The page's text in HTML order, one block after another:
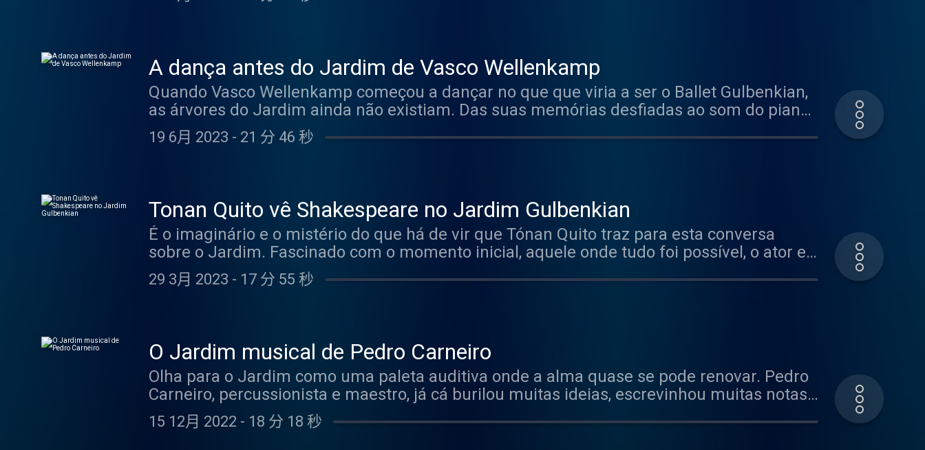
Acast. See acast.com/privacy for more information.
A dança antes do Jardim de Vasco Wellenkamp
Quando Vasco Wellenkamp começou a dançar no que que viria a ser o Ballet Gulbenkian,
as árvores do Jardim ainda não existiam. Das suas memórias desfiadas ao som do piano
de Joana Gama, sobressaem as vivências enquanto bailarino e coreógrafo da companhia
onde esteve durante 29 anos, mas também a sua paixão por este Jardim que tem “todos
19 6月 2023 - 21 分 46 秒
Tonan Quito vê Shakespeare no Jardim Gulbenkian
É o imaginário e o mistério do que há de vir que Tónan Quito traz para esta conversa
sobre o Jardim. Fascinado com o momento inicial, aquele onde tudo foi possível, o ator e
encenador percorre o Jardim como se fosse um labirinto, deleitando-se com cada nicho e
com o espanto causado pela descoberta de um lugar sempre novo. E, de quando em
information.
29 3月 2023 - 17 分 55 秒
O Jardim musical de Pedro Carneiro
Olha para o Jardim como uma paleta auditiva onde a alma quase se pode renovar. Pedro
Carneiro, percussionista e maestro, já cá burilou muitas ideias, escrevinhou muitas notas,
trocou muitos olhares... Chegou a trazer o Alasca até este pedaço de terra no centro de
Lisboa, num concerto onde até os pássaros tinham o seu espaço na partitura. Este
15 12月 2022 - 18 分 18 秒